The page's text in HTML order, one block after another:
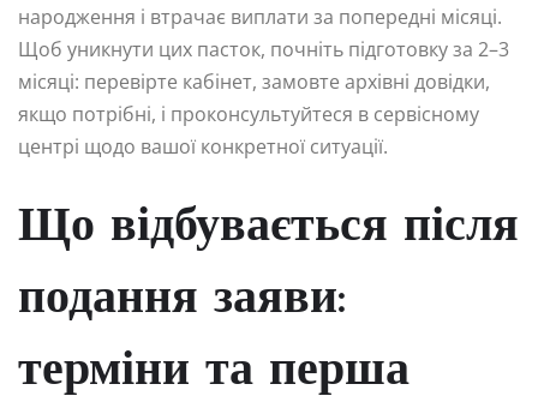
народження і втрачає виплати за попередні місяці.
Щоб уникнути цих пасток, почніть підготовку за 2–3
місяці: перевірте кабінет, замовте архівні довідки,
якщо потрібні, і проконсультуйтеся в сервісному
центрі щодо вашої конкретної ситуації.
Що відбувається після
подання заяви:
терміни та перша